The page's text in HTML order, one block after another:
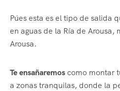
Púes esta es el tipo de salida
en aguas de la Ría de Arousa,
Arousa.
Te ensañaremoscomo montar
a zonas tranquilas, donde la